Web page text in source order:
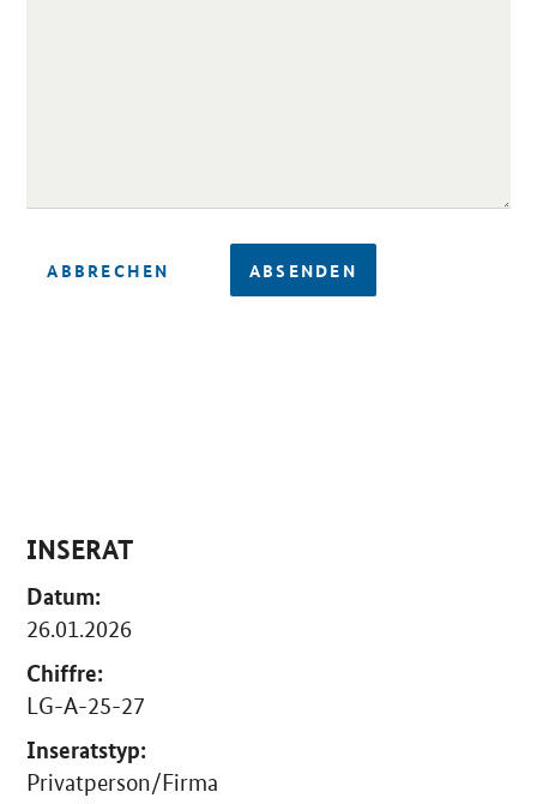
ABBRECHEN ABSENDEN
INSERAT
Datum:
26.01.2026
Chiffre:
LG-A-25-27
Inseratstyp:
Privatperson/Firma